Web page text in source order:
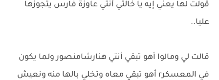
قولت لها يعني إيه يا خالتي أنتي عاوزة فارس يتجوزها
عليا..
قالت لي ومالوا أهو تبقي أنتي هنارشامنصور ولما يكون
في المعسكرr أهو تبقي معاه وتخلي بالها منه ونعيش